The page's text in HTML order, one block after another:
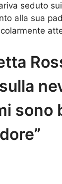
seduto
alla sua
sono